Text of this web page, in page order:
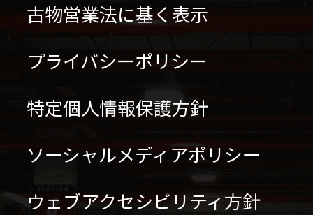
古物営業法に基く表示
プライバシーポリシー
特定個人情報保護方針
ソーシャルメディアポリシー
ウェブアクセシビリティ方針